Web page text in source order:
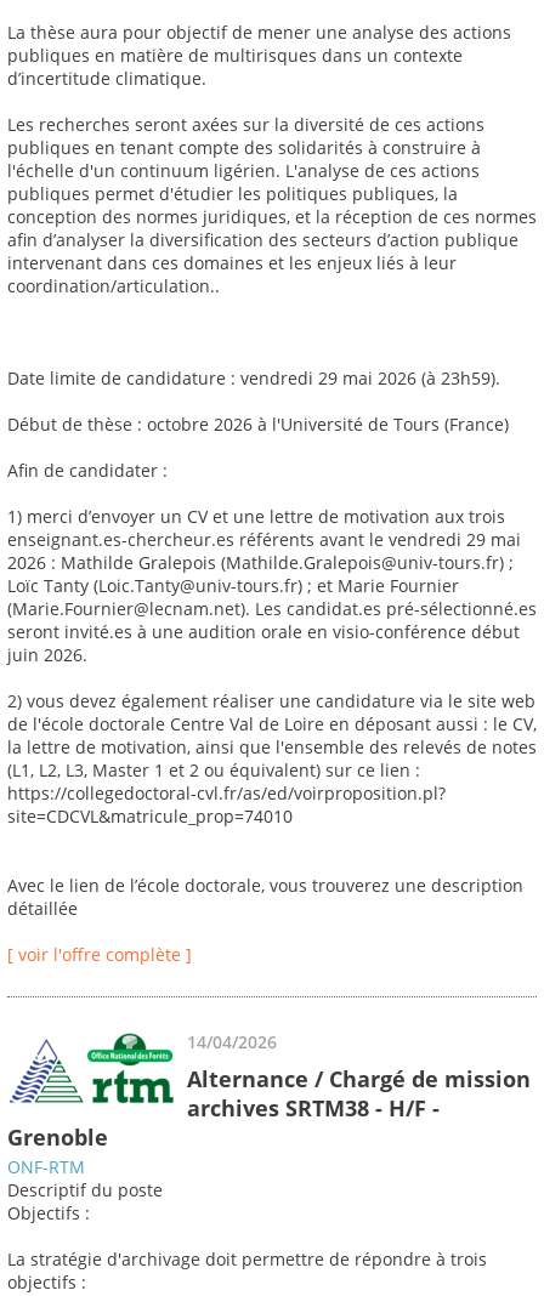
La thèse aura pour objectif de mener une analyse des actions
publiques en matière de multirisques dans un contexte
d’incertitude climatique.
Les recherches seront axées sur la diversité de ces actions
publiques en tenant compte des solidarités à construire à
l'échelle d'un continuum ligérien. L'analyse de ces actions
publiques permet d'étudier les politiques publiques, la
conception des normes juridiques, et la réception de ces normes
afin d’analyser la diversification des secteurs d’action publique
intervenant dans ces domaines et les enjeux liés à leur
coordination/articulation..
Date limite de candidature : vendredi 29 mai 2026 (à 23h59).
Début de thèse : octobre 2026 à l'Université de Tours (France)
Afin de candidater :
1) merci d’envoyer un CV et une lettre de motivation aux trois
enseignant.es-chercheur.es référents avant le vendredi 29 mai
2026 : Mathilde Gralepois (Mathilde.Gralepois@univ-tours.fr) ;
Loïc Tanty (Loic.Tanty@univ-tours.fr) ; et Marie Fournier
(Marie.Fournier@lecnam.net). Les candidat.es pré-sélectionné.es
seront invité.es à une audition orale en visio-conférence début
juin 2026.
2) vous devez également réaliser une candidature via le site web
de l'école doctorale Centre Val de Loire en déposant aussi : le CV,
la lettre de motivation, ainsi que l'ensemble des relevés de notes
(L1, L2, L3, Master 1 et 2 ou équivalent) sur ce lien :
https://collegedoctoral-cvl.fr/as/ed/voirproposition.pl?
site=CDCVL&matricule_prop=74010
Avec le lien de l’école doctorale, vous trouverez une description
détaillée
[ voir l'offre complète ]
14/04/2026
Alternance / Chargé de mission
archives SRTM38 - H/F -
Grenoble
ONF-RTM
Descriptif du poste
Objectifs :
La stratégie d'archivage doit permettre de répondre à trois
objectifs :